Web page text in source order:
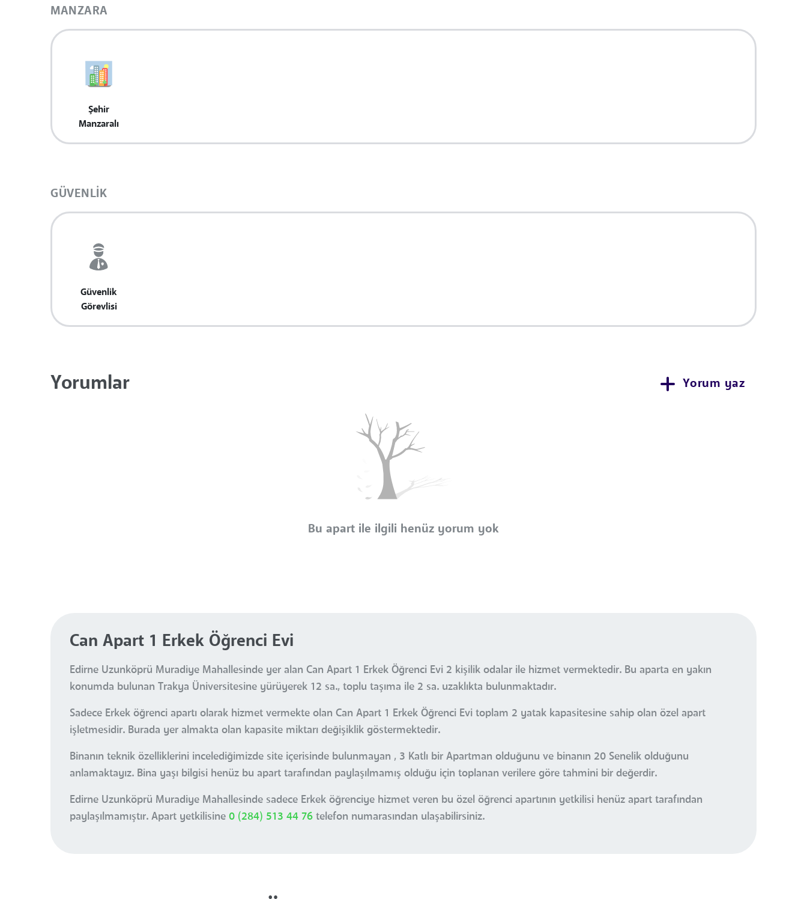
MANZARA
Şehir
Manzaralı
GÜVENLIK
Güvenlik
Görevlisi
Yorumlar Yorum yaz
Bu apart ile ilgili henüz yorum yok
Can Apart 1 Erkek Öğrenci Evi
Edirne Uzunköprü Muradiye Mahallesinde yer alan Can Apart 1 Erkek Öğrenci Evi 2 kişilik odalar ile hizmet vermektedir. Bu aparta en yakın
konumda bulunan Trakya Üniversitesine yürüyerek 12 sa., toplu taşıma ile 2 sa. uzaklıkta bulunmaktadır.
Sadece Erkek öğrenci apartı olarak hizmet vermekte olan Can Apart 1 Erkek Öğrenci Evi toplam 2 yatak kapasitesine sahip olan özel apart
işletmesidir. Burada yer almakta olan kapasite miktarı değişiklik göstermektedir.
Binanın teknik özelliklerini incelediğimizde site içerisinde bulunmayan , 3 Katlı bir Apartman olduğunu ve binanın 20 Senelik olduğunu
anlamaktayız. Bina yaşı bilgisi henüz bu apart tarafından paylaşılmamış olduğu için toplanan verilere göre tahmini bir değerdir.
Edirne Uzunköprü Muradiye Mahallesinde sadece Erkek öğrenciye hizmet veren bu özel öğrenci apartının yetkilisi henüz apart tarafından
paylaşılmamıştır. Apart yetkilisine 0 (284) 513 44 76 telefon numarasından ulaşabilirsiniz.